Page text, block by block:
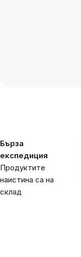
Бърза
експедиция
Продуктите
наистина са на
склад